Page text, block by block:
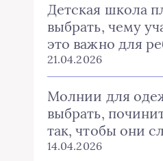
Детская школа
выбрать, чему
это важно для
21.04.2026
Молнии для
выбрать,
так, чтобы они
14.04.2026